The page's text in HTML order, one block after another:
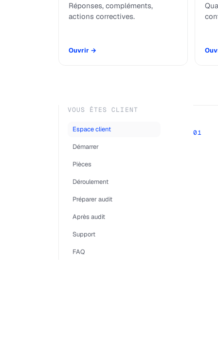
Réponses, compléments,
actions correctives.
Ouvrir →
VOUS ÊTES CLIENT
Espace client
Démarrer
Pièces
Déroulement
Préparer audit
Après audit
Support
FAQ
01